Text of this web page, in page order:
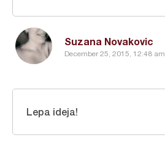
Suzana Novakovic
December 25, 2015, 12:48 am
Lepa ideja!